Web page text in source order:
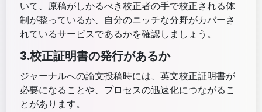
いて、原稿がしかるべき校正者の手で校正される体
制が整っているか、自分のニッチな分野がカバーさ
れているサービスであるかを確認しましょう。
3.校正証明書の発行があるか
ジャーナルへの論文投稿時には、英文校正証明書が
必要になることや、プロセスの迅速化につながるこ
とがあります。